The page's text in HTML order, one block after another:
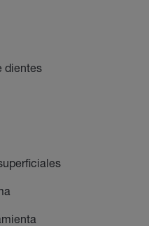
dientes